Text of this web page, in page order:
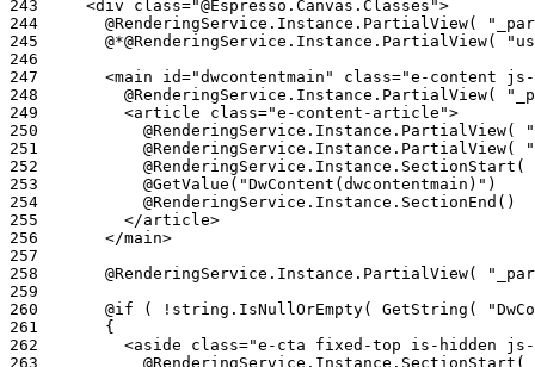
243
244
245
246
247
248
249
250
251
252
253
254
255
256
257
258
259
260
261
262
263